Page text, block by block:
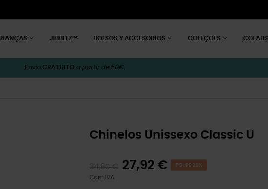
JIBBITZ™ BOLSOS Y ACCESORIOS COLEÇOES COLABS
Envio GRATUITO a partir de 50€.
Chinelos Unissexo Classic U
27,92 € POUPE 20%
Com IVA